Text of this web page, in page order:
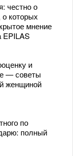
честно о
которых
мнение
EPILAS
и
— советы
женщиной
по
полный